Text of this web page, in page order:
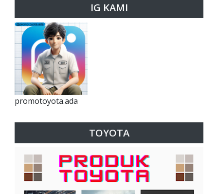
IG KAMI
promotoyota.ada
TOYOTA